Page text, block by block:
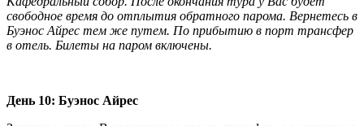
свободное время до отплытия обратного парома. Вернетесь в
Буэнос Айрес тем же путем. По прибытию в порт трансфер
в отель. Билеты на паром включены.
День 10: Буэнос Айрес